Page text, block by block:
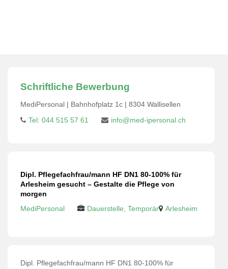
Schriftliche Bewerbung
MediPersonal | Bahnhofplatz 1c | 8304 Wallisellen
Tel: 044 515 57 61
info@med-ipersonal.ch
Dipl. Pflegefachfrau/mann HF DN1 80-100% für
Arlesheim gesucht – Gestalte die Pflege von
morgen
MediPersonal
Dauerstelle, Temporär Arlesheim
Dipl. Pflegefachfrau/mann HF DN1 80-100% für